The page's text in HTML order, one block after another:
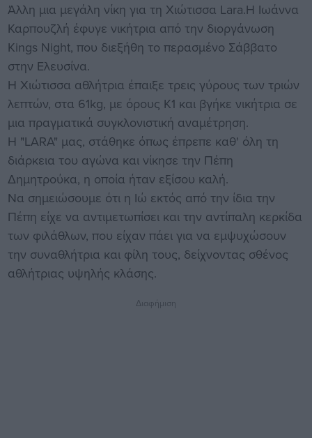
Άλλη μια μεγάλη νίκη για τη Χιώτισσα Lara.Η Ιωάννα
Καρπουζλή έφυγε νικήτρια από την διοργάνωση
Kings Night, που διεξήθη το περασμένο Σάββατο
στην Ελευσίνα.
Η Χιώτισσα αθλήτρια έπαιξε τρεις γύρους των τριών
λεπτών, στα 61kg, με όρους Κ1 και βγήκε νικήτρια σε
μια πραγματικά συγκλονιστική αναμέτρηση.
Η "LARA" μας, στάθηκε όπως έπρεπε καθ' όλη τη
διάρκεια του αγώνα και νίκησε την Πέπη
Δημητρούκα, η οποία ήταν εξίσου καλή.
Να σημειώσουμε ότι η Ιώ εκτός από την ίδια την
Πέπη είχε να αντιμετωπίσει και την αντίπαλη κερκίδα
των φιλάθλων, που είχαν πάει για να εμψυχώσουν
την συναθλήτρια και φίλη τους, δείχνοντας σθένος
αθλήτριας υψηλής κλάσης.
Διαφήμιση